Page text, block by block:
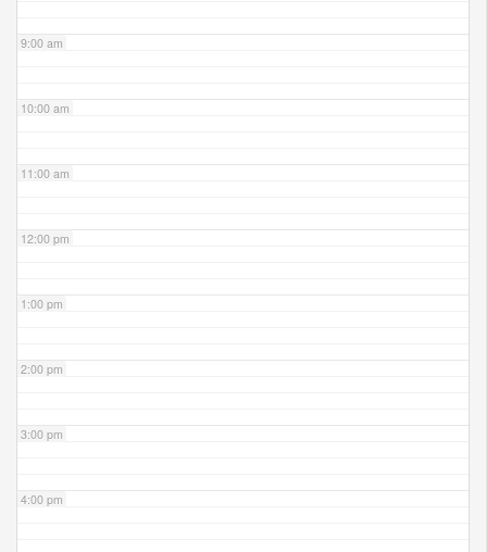
9:00 am
10:00 am
11:00 am
12:00 pm
1:00 pm
2:00 pm
3:00 pm
4:00 pm